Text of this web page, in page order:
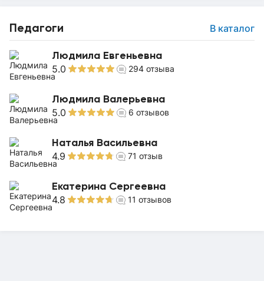
Педагоги В каталог
Людмила Евгеньевна
5.0 294 отзыва
Людмила Валерьевна
5.0 6 отзывов
Наталья Васильевна
4.9 71 отзыв
Екатерина Сергеевна
4.8 11 отзывов